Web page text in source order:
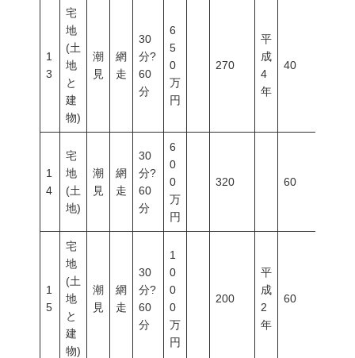
1
3
宅
地
(土
地
と
建
物)
潮
見
網
走
30
分?
60
分
6
5
0
万
円
270
平
成
4
年
40
1
4
宅
地
(土
地)
潮
見
網
走
30
分?
60
分
6
0
0
万
円
320 60
1
5
宅
地
(土
地
と
建
物)
潮
見
網
走
30
分?
60
分
1
0
0
0
万
円
200
平
成
2
年
60